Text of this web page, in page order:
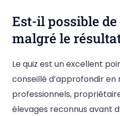
Est-il possible
malgré le
Le quiz est un excellent
conseillé d’approfondir
professionnels,
élevages reconnus avant